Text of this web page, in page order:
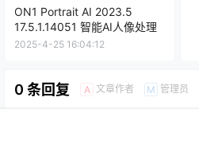
ON1 Portrait AI 2023.5
17.5.1.14051 智能AI人像处理
2025-4-25 16:04:12
0 条回复 A 文章作者 M 管理员